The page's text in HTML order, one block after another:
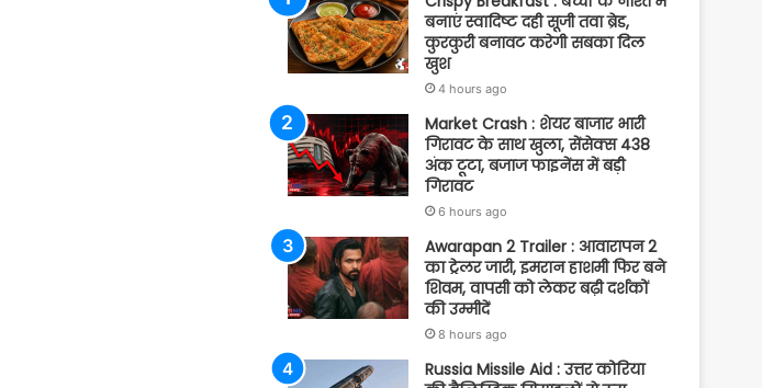
बनाएं स्वादिष्ट दही सूजी तवा ब्रेड,
कुरकुरी बनावट करेगी सबका दिल
खुश
4 hours ago
Market Crash : शेयर बाजार भारी
गिरावट के साथ खुला, सेंसेक्स 438
अंक टूटा, बजाज फाइनेंस में बड़ी
गिरावट
6 hours ago
Awarapan 2 Trailer : आवारापन 2
का ट्रेलर जारी, इमरान हाशमी फिर बने
शिवम, वापसी को लेकर बढ़ी दर्शकों
की उम्मीदें
8 hours ago
Russia Missile Aid : उत्तर कोरिया